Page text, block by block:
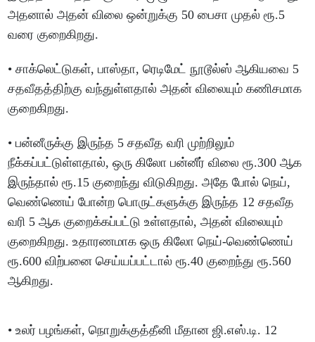
அதனால் அதன் விலை ஒன்றுக்கு 50 பைசா முதல் ரூ.5
வரை குறைகிறது.
• சாக்லெட்டுகள், பாஸ்தா, ரெடிமேட் நூடூல்ஸ் ஆகியவை 5
சதவீதத்திற்கு வந்துள்ளதால் அதன் விலையும் கணிசமாக
குறைகிறது.
• பன்னீருக்கு இருந்த 5 சதவீத வரி முற்றிலும்
நீக்கப்பட்டுள்ளதால், ஒரு கிலோ பன்னீர் விலை ரூ.300 ஆக
இருந்தால் ரூ.15 குறைந்து விடுகிறது. அதே போல் நெய்,
வெண்ணெய் போன்ற பொருட்களுக்கு இருந்த 12 சதவீத
வரி 5 ஆக குறைக்கப்பட்டு உள்ளதால், அதன் விலையும்
குறைகிறது. உதாரணமாக ஒரு கிலோ நெய்-வெண்ணெய்
ரூ.600 விற்பனை செய்யப்பட்டால் ரூ.40 குறைந்து ரூ.560
ஆகிறது.
• உலர் பழங்கள், நொறுக்குத்தீனி மீதான ஜி.எஸ்.டி. 12